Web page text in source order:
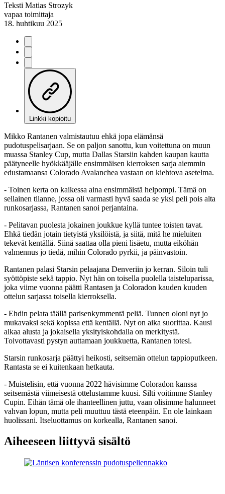
Teksti Matias Strozyk
vapaa toimittaja
18. huhtikuu 2025
Linkki kopioitu
Mikko Rantanen valmistautuu ehkä jopa elämänsä
pudotuspelisarjaan. Se on paljon sanottu, kun voitettuna on muun
muassa Stanley Cup, mutta Dallas Starsiin kahden kaupan kautta
päätyneelle hyökkääjälle ensimmäisen kierroksen sarja aiemmin
edustamaansa Colorado Avalanchea vastaan on kiehtova asetelma.
- Toinen kerta on kaikessa aina ensimmäistä helpompi. Tämä on
sellainen tilanne, jossa oli varmasti hyvä saada se yksi peli pois alta
runkosarjassa, Rantanen sanoi perjantaina.
- Pelitavan puolesta jokainen joukkue kyllä tuntee toisten tavat.
Ehkä tiedän jotain tietyistä yksilöistä, ja siitä, mitä he mieluiten
tekevät kentällä. Siinä saattaa olla pieni lisäetu, mutta eiköhän
valmennus jo tiedä, mihin Colorado pyrkii, ja päinvastoin.
Rantanen palasi Starsin pelaajana Denveriin jo kerran. Siloin tuli
syöttöpiste sekä tappio. Nyt hän on toisella puolella taisteluparissa,
joka viime vuonna päätti Rantasen ja Coloradon kauden kuuden
ottelun sarjassa toisella kierroksella.
- Ehdin pelata täällä parisenkymmentä peliä. Tunnen oloni nyt jo
mukavaksi sekä kopissa että kentällä. Nyt on aika suorittaa. Kausi
alkaa alusta ja jokaisella yksityiskohdalla on merkitystä.
Toivottavasti pystyn auttamaan joukkuetta, Rantanen totesi.
Starsin runkosarja päättyi heikosti, seitsemän ottelun tappioputkeen.
Rantasta se ei kuitenkaan hetkauta.
- Muistelisin, että vuonna 2022 hävisimme Coloradon kanssa
seitsemästä viimeisestä ottelustamme kuusi. Silti voitimme Stanley
Cupin. Eihän tämä ole ihanteellinen juttu, vaan olisimme halunneet
vahvan lopun, mutta peli muuttuu tästä eteenpäin. En ole lainkaan
huolissani. Itseluottamus on korkealla, Rantanen sanoi.
Aiheeseen liittyvä sisältö